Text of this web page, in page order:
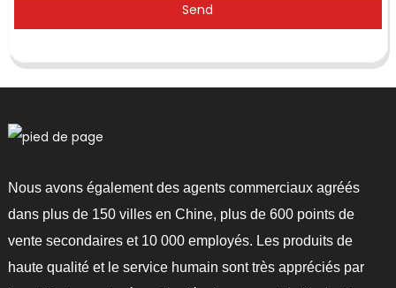
Send
Nous avons également des agents commerciaux agréés
dans plus de 150 villes en Chine, plus de 600 points de
vente secondaires et 10 000 employés. Les produits de
haute qualité et le service humain sont très appréciés par